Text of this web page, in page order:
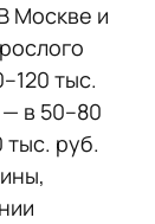
Москве и
тыс.
в 50–80
тыс. руб.